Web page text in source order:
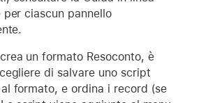
ciascun pannello
un formato Resoconto, è
di salvare uno script
formato, e ordina i record (se